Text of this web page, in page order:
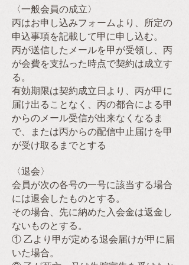
〈一般会員の成立〉
丙はお申し込みフォームより、所定の
申込事項を記載して甲に申し込む。
丙が送信したメールを甲が受領し、丙
が会費を支払った時点で契約は成立す
る。
有効期限は契約成立日より、丙が甲に
届け出ることなく、丙の都合による甲
からのメール受信が出来なくなるま
で、または丙からの配信中止届けを甲
が受け取るまでとする
〈退会〉
会員が次の各号の一号に該当する場合
には退会したものとする。
その場合、先に納めた入会金は返金し
ないものとする。
① 乙より甲が定める退会届けが甲に届
いた場合。